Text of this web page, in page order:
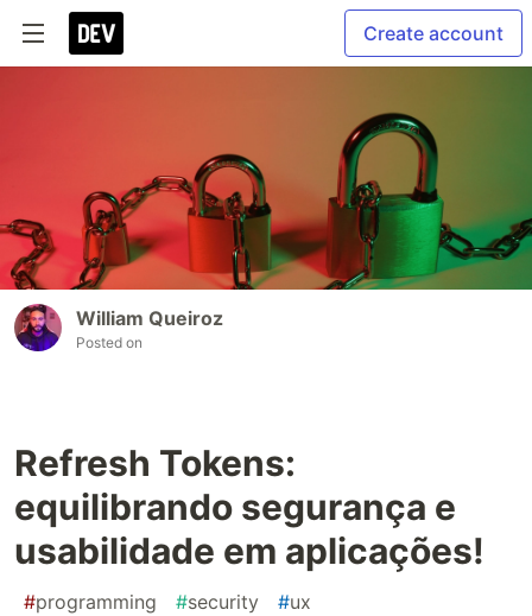
Create account
William Queiroz
Posted on
Refresh Tokens:
equilibrando segurança e
usabilidade em aplicações!
#programming #security #ux